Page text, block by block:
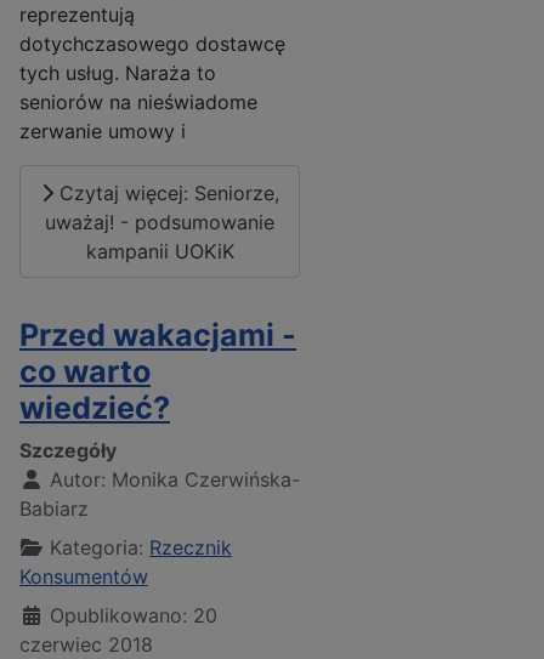
reprezentują
dotychczasowego dostawcę
tych usług. Naraża to
seniorów na nieświadome
zerwanie umowy i
Czytaj więcej: Seniorze,
uważaj! - podsumowanie
kampanii UOKiK
Przed wakacjami -
co warto
wiedzieć?
Szczegóły
Autor: Monika Czerwińska-
Babiarz
Kategoria: Rzecznik
Konsumentów
Opublikowano: 20
czerwiec 2018